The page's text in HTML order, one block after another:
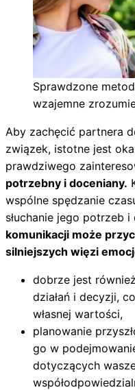
Sprawdzone
wzajemne
Aby zachęcić partnera
związek, istotne jest
prawdziwego
potrzebny i doceniany.
wspólne spędzanie
słuchanie jego potrzeb i
komunikacji może
silniejszych więzi
dobrze jest
działań i decyzji,
własnej wartości,
planowanie
go w
dotyczących